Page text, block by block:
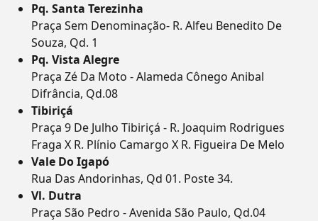
Pq. Santa Terezinha
Praça Sem Denominação- R. Alfeu Benedito De
Souza, Qd. 1
Pq. Vista Alegre
Praça Zé Da Moto - Alameda Cônego Anibal
Difrância, Qd.08
Tibiriçá
Praça 9 De Julho Tibiriçá - R. Joaquim Rodrigues
Fraga X R. Plínio Camargo X R. Figueira De Melo
Vale Do Igapó
Rua Das Andorinhas, Qd 01. Poste 34.
Vl. Dutra
Praça São Pedro - Avenida São Paulo, Qd.04